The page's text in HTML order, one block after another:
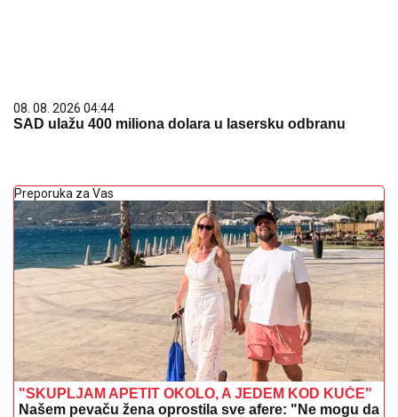
08. 08. 2026 04:44
SAD ulažu 400 miliona dolara u lasersku odbranu
Preporuka za Vas
"SKUPLJAM APETIT OKOLO, A JEDEM KOD KUĆE"
Našem pevaču žena oprostila sve afere: "Ne mogu da